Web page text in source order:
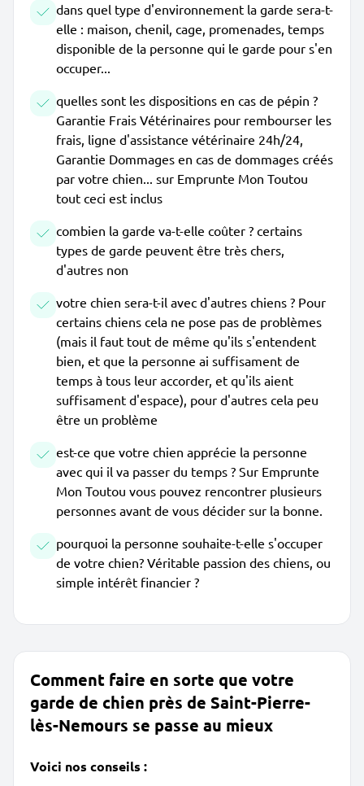
dans quel type d'environnement la garde sera-t-
elle : maison, chenil, cage, promenades, temps
disponible de la personne qui le garde pour s'en
occuper...
quelles sont les dispositions en cas de pépin ?
Garantie Frais Vétérinaires pour rembourser les
frais, ligne d'assistance vétérinaire 24h/24,
Garantie Dommages en cas de dommages créés
par votre chien... sur Emprunte Mon Toutou
tout ceci est inclus
combien la garde va-t-elle coûter ? certains
types de garde peuvent être très chers,
d'autres non
votre chien sera-t-il avec d'autres chiens ? Pour
certains chiens cela ne pose pas de problèmes
(mais il faut tout de même qu'ils s'entendent
bien, et que la personne ai suffisament de
temps à tous leur accorder, et qu'ils aient
suffisament d'espace), pour d'autres cela peu
être un problème
est-ce que votre chien apprécie la personne
avec qui il va passer du temps ? Sur Emprunte
Mon Toutou vous pouvez rencontrer plusieurs
personnes avant de vous décider sur la bonne.
pourquoi la personne souhaite-t-elle s'occuper
de votre chien? Véritable passion des chiens, ou
simple intérêt financier ?
Comment faire en sorte que votre
garde de chien près de Saint-Pierre-
lès-Nemours se passe au mieux
Voici nos conseils :